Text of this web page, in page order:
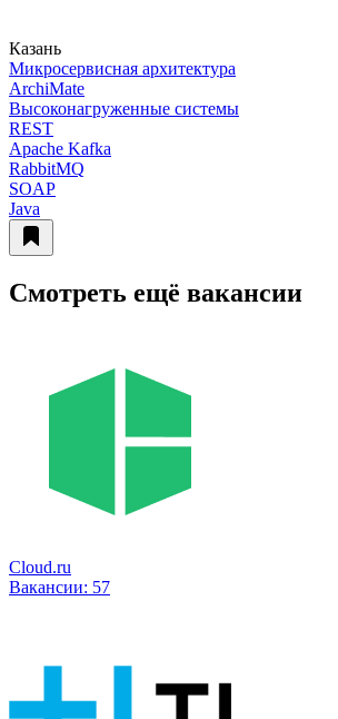
Казань
Микросервисная архитектура
ArchiMate
Высоконагруженные системы
REST
Apache Kafka
RabbitMQ
SOAP
Java
Смотреть ещё вакансии
Cloud.ru
Вакансии: 57